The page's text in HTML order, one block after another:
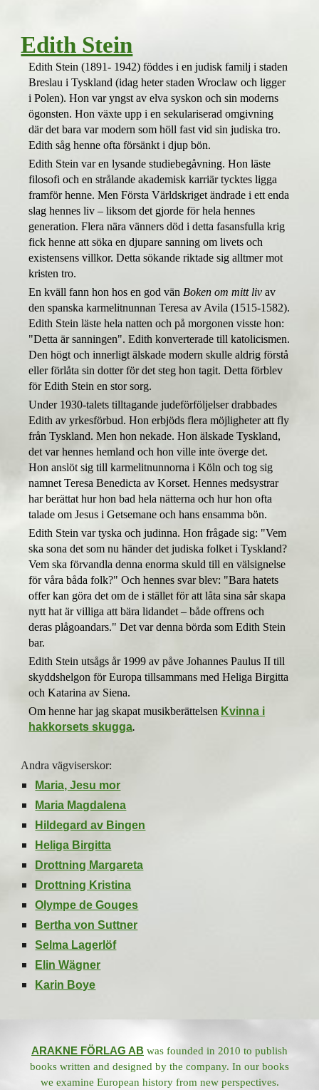
Edith Stein
Edith Stein (1891- 1942) föddes i en judisk familj i staden
Breslau i Tyskland (idag heter staden Wroclaw och ligger
i Polen). Hon var yngst av elva syskon och sin moderns
ögonsten. Hon växte upp i en sekulariserad omgivning
där det bara var modern som höll fast vid sin judiska tro.
Edith såg henne ofta försänkt i djup bön.
Edith Stein var en lysande studiebegåvning. Hon läste
filosofi och en strålande akademisk karriär tycktes ligga
framför henne. Men Första Världskriget ändrade i ett enda
slag hennes liv – liksom det gjorde för hela hennes
generation. Flera nära vänners död i detta fasansfulla krig
fick henne att söka en djupare sanning om livets och
existensens villkor. Detta sökande riktade sig alltmer mot
kristen tro.
En kväll fann hon hos en god vän Boken om mitt liv av
den spanska karmelitnunnan Teresa av Avila (1515-1582).
Edith Stein läste hela natten och på morgonen visste hon:
"Detta är sanningen". Edith konverterade till katolicismen.
Den högt och innerligt älskade modern skulle aldrig förstå
eller förlåta sin dotter för det steg hon tagit. Detta förblev
för Edith Stein en stor sorg.
Under 1930-talets tilltagande judeförföljelser drabbades
Edith av yrkesförbud. Hon erbjöds flera möjligheter att fly
från Tyskland. Men hon nekade. Hon älskade Tyskland,
det var hennes hemland och hon ville inte överge det.
Hon anslöt sig till karmelitnunnorna i Köln och tog sig
namnet Teresa Benedicta av Korset. Hennes medsystrar
har berättat hur hon bad hela nätterna och hur hon ofta
talade om Jesus i Getsemane och hans ensamma bön.
Edith Stein var tyska och judinna. Hon frågade sig: "Vem
ska sona det som nu händer det judiska folket i Tyskland?
Vem ska förvandla denna enorma skuld till en välsignelse
för våra båda folk?" Och hennes svar blev: "Bara hatets
offer kan göra det om de i stället för att låta sina sår skapa
nytt hat är villiga att bära lidandet – både offrens och
deras plågoandars."Det var denna börda som Edith Stein
bar.
Edith Stein utsågs år 1999 av påve Johannes Paulus II till
skyddshelgon för Europa tillsammans med Heliga Birgitta
och Katarina av Siena.
Om henne har jag skapat musikberättelsen Kvinna i
hakkorsets skugga.
Andra vägviserskor:
Maria, Jesu mor
Maria Magdalena
Hildegard av Bingen
Heliga Birgitta
Drottning Margareta
Drottning Kristina
Olympe de Gouges
Bertha von Suttner
Selma Lagerlöf
Elin Wägner
Karin Boye
ARAKNE FÖRLAG AB was founded in 2010 to publish
books written and designed by the company. In our books
we examine European history from new perspectives.